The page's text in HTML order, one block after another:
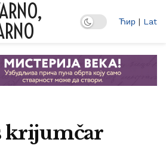
Ћир | Lat
krijumčar